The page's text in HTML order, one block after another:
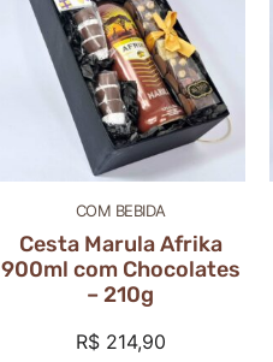
COM BEBIDA
Cesta Marula Afrika
900ml com Chocolates
– 210g
R$214,90